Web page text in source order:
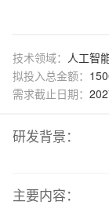
技术领域： 人工智
拟投入总金额：
需求截止日期：
研发背景：
主要内容：